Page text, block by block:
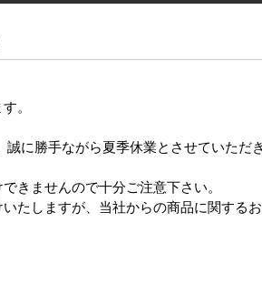
。
に勝手ながら夏季休業とさせていただき
きませんので十分ご注意下さい。
たしますが、当社からの商品に関する